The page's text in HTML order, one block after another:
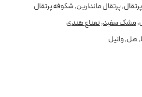
پرتقال,پرتقال ماندارین,شکوفه پرتقال
,مشک سفید,نعناع هندی
,هل,وانیل